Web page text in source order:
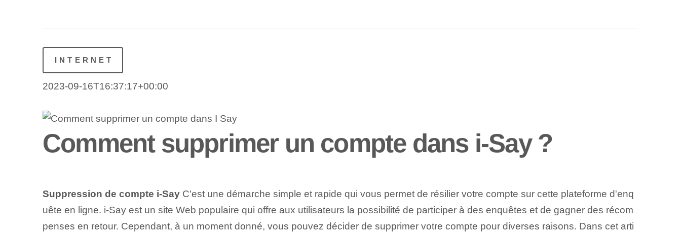
INTERNET
2023-09-16T16:37:17+00:00
Comment supprimer un compte dans i-Say ?
Suppression de compte i-SayC'est une démarche simple et rapide qui vous permet de résilier votre compte sur cette plateforme d'enq
uête en ligne. i-Say est un site Web populaire qui offre aux utilisateurs la possibilité de participer à des enquêtes et de gagner des récom
penses en retour. Cependant, à un moment donné, vous pouvez décider de supprimer votre compte pour diverses raisons. Dans cet arti